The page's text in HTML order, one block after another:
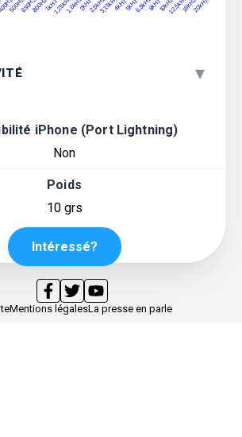
▾
iPhone (Port Lightning)
Non
Poids
10 grs
Intéressé?
Mentions légalesLa presse en parle